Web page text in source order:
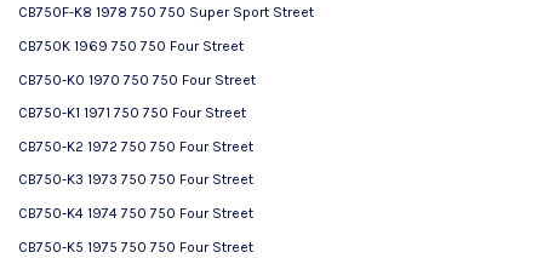
CB750F-K8 1978 750 750 Super Sport Street
CB750K 1969 750 750 Four Street
CB750-K0 1970 750 750 Four Street
CB750-K1 1971 750 750 Four Street
CB750-K2 1972 750 750 Four Street
CB750-K3 1973 750 750 Four Street
CB750-K4 1974 750 750 Four Street
CB750-K5 1975 750 750 Four Street